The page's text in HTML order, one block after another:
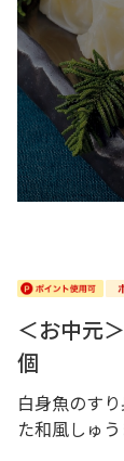
＜お中元
個
白身魚のす
た和風しゅう